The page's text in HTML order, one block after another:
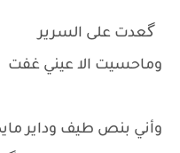
گعدت على السرير
وماحسيت الا عيني غفت
وأني بنص طيف وداير